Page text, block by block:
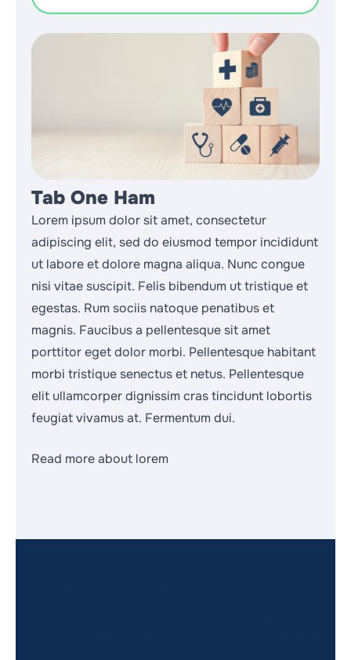
Tab One Ham
Lorem ipsum dolor sit amet, consectetur
adipiscing elit, sed do eiusmod tempor incididunt
ut labore et dolore magna aliqua. Nunc congue
nisi vitae suscipit. Felis bibendum ut tristique et
egestas. Rum sociis natoque penatibus et
magnis. Faucibus a pellentesque sit amet
porttitor eget dolor morbi. Pellentesque habitant
morbi tristique senectus et netus. Pellentesque
elit ullamcorper dignissim cras tincidunt lobortis
feugiat vivamus at. Fermentum dui.
Read more about lorem